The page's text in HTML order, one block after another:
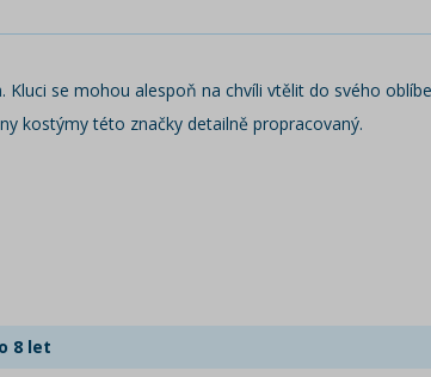
se mohou alespoň na chvíli vtělit do svého
kostýmy této značky detailně propracovaný.
8 let